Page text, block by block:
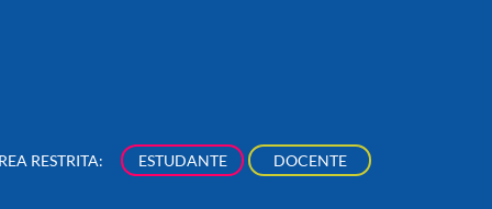
RESTRITA: ESTUDANTE DOCENTE